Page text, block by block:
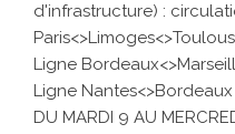
d'infrastructure) :
Ligne
Ligne
DU MARDI 9 AU